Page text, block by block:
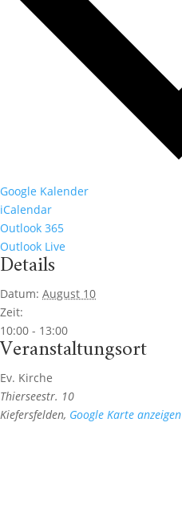
Google Kalender
iCalendar
Outlook 365
Outlook Live
Details
Datum: August 10
Zeit:
10:00 - 13:00
Veranstaltungsort
Ev. Kirche
Thierseestr. 10
Kiefersfelden, Google Karte anzeigen